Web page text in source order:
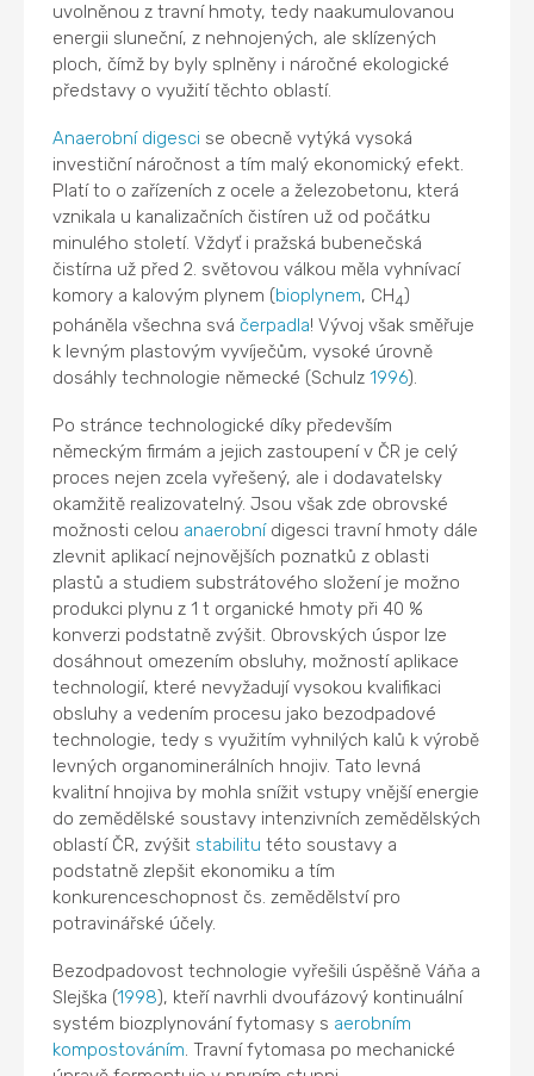
uvolněnou z travní hmoty, tedy naakumulovanou
energii sluneční, z nehnojených, ale sklízených
ploch, čímž by byly splněny i náročné ekologické
představy o využití těchto oblastí.
Anaerobní digesci se obecně vytýká vysoká
investiční náročnost a tím malý ekonomický efekt.
Platí to o zařízeních z ocele a železobetonu, která
vznikala u kanalizačních čistíren už od počátku
minulého století. Vždyť i pražská bubenečská
čistírna už před 2. světovou válkou měla vyhnívací
komory a kalovým plynem (bioplynem, CH4)
poháněla všechna sváčerpadla! Vývoj však směřuje
k levným plastovým vyvíječům, vysoké úrovně
dosáhly technologie německé (Schulz1996).
Po stránce technologické díky především
německým firmám a jejich zastoupení v ČR je celý
proces nejen zcela vyřešený, ale i dodavatelsky
okamžitě realizovatelný. Jsou však zde obrovské
možnosti celou anaerobnídigesci travní hmoty dále
zlevnit aplikací nejnovějších poznatků z oblasti
plastů a studiem substrátového složení je možno
produkci plynu z 1 t organické hmoty při 40 %
konverzi podstatně zvýšit. Obrovských úspor lze
dosáhnout omezením obsluhy, možností aplikace
technologií, které nevyžadují vysokou kvalifikaci
obsluhy a vedením procesu jako bezodpadové
technologie, tedy s využitím vyhnilých kalů k výrobě
levných organominerálních hnojiv. Tato levná
kvalitní hnojiva by mohla snížit vstupy vnější energie
do zemědělské soustavy intenzivních zemědělských
oblastí ČR, zvýšit stabilitu této soustavy a
podstatně zlepšit ekonomiku a tím
konkurenceschopnost čs. zemědělství pro
potravinářské účely.
Bezodpadovost technologie vyřešili úspěšně Váňa a
Slejška (1998), kteří navrhli dvoufázový kontinuální
systém biozplynování fytomasy s aerobním
kompostováním. Travní fytomasa po mechanické